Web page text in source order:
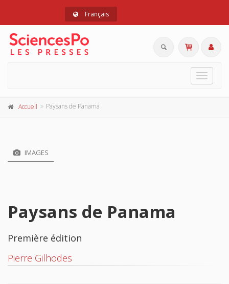
Français
Toggle
Accueil Paysans de Panama
IMAGES
Paysans de Panama
Première édition
Pierre Gilhodes